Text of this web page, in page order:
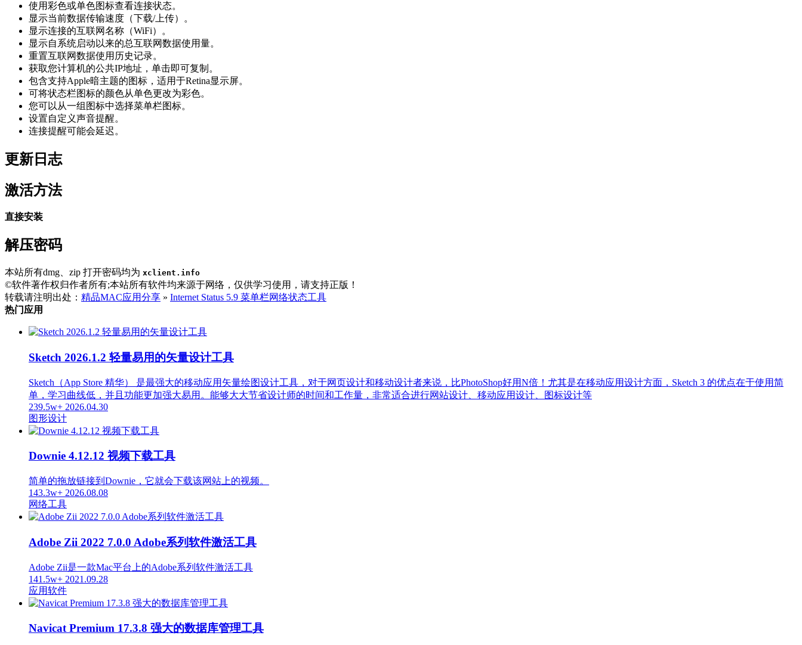
使用彩色或单色图标查看连接状态。
显示当前数据传输速度（下载/上传）。
显示连接的互联网名称（WiFi）。
显示自系统启动以来的总互联网数据使用量。
重置互联网数据使用历史记录。
获取您计算机的公共IP地址，单击即可复制。
包含支持Apple暗主题的图标，适用于Retina显示屏。
可将状态栏图标的颜色从单色更改为彩色。
您可以从一组图标中选择菜单栏图标。
设置自定义声音提醒。
连接提醒可能会延迟。
更新日志
激活方法
直接安装
解压密码
本站所有dmg、zip 打开密码均为 xclient.info
©软件著作权归作者所有;本站所有软件均来源于网络，仅供学习使用，请支持正版！
转载请注明出处： 精品MAC应用分享 » Internet Status 5.9 菜单栏网络状态工具
热门应用
Sketch 2026.1.2 轻量易用的矢量设计工具
Sketch（App Store 精华） 是最强大的移动应用矢量绘图设计工具，对于网页设计和移动设计者来说，比PhotoShop好用N倍！尤其是在移动应用设计方面，Sketch 3 的优点在于使用简
单，学习曲线低，并且功能更加强大易用。能够大大节省设计师的时间和工作量，非常适合进行网站设计、移动应用设计、图标设计等
239.5w+ 2026.04.30
图形设计
Downie 4.12.12 视频下载工具
简单的拖放链接到Downie，它就会下载该网站上的视频。
143.3w+ 2026.08.08
网络工具
Adobe Zii 2022 7.0.0 Adobe系列软件激活工具
Adobe Zii是一款Mac平台上的Adobe系列软件激活工具
141.5w+ 2021.09.28
应用软件
Navicat Premium 17.3.8 强大的数据库管理工具